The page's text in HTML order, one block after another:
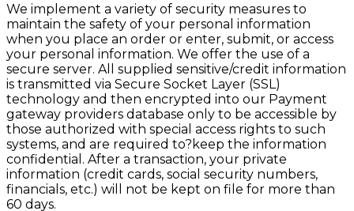
We implement a variety of security measures to
maintain the safety of your personal information
when you place an order or enter, submit, or access
your personal information. We offer the use of a
secure server. All supplied sensitive/credit information
is transmitted via Secure Socket Layer (SSL)
technology and then encrypted into our Payment
gateway providers database only to be accessible by
those authorized with special access rights to such
systems, and are required to?keep the information
confidential. After a transaction, your private
information (credit cards, social security numbers,
financials, etc.) will not be kept on file for more than
60 days.